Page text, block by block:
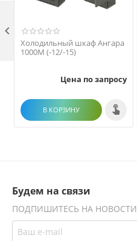
Холодильный шкаф Ангара
1000М (-12/-15)
Цена по запросу
В КОРЗИНУ

Будем на связи
ПОДПИШИТЕСЬ НА НОВОСТИ